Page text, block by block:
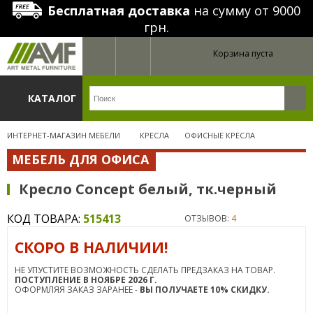
Бесплатная доставка на сумму от 9000
грн.
Корзина пуста
КАТАЛОГ
ИНТЕРНЕТ-МАГАЗИН МЕБЕЛИ КРЕСЛА ОФИСНЫЕ КРЕСЛА
МЕБЕЛЬ ДЛЯ ОФИСА
Кресло Concept белый, тк.черный
КОД ТОВАРА: 515413 ОТЗЫВОВ: 4
СКОРО В НАЛИЧИИ!
НЕ УПУСТИТЕ ВОЗМОЖНОСТЬ СДЕЛАТЬ ПРЕДЗАКАЗ НА ТОВАР.
ПОСТУПЛЕНИЕ В НОЯБРЕ 2026 Г.
ОФОРМЛЯЯ ЗАКАЗ ЗАРАНЕЕ - ВЫ ПОЛУЧАЕТЕ 10% СКИДКУ.